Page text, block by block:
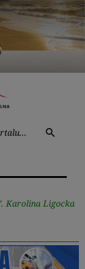
search
Karolina Ligocka